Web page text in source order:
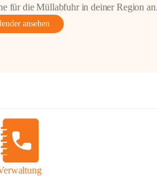
für die Müllabfuhr in deiner Region an.
ansehen